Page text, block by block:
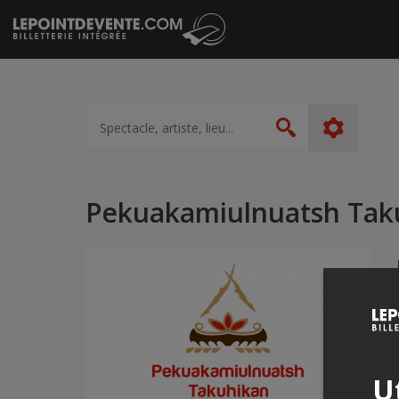
Passer
au
contenu
artiste,
lieu...
Rechercher
Pekuakamiulnuatsh